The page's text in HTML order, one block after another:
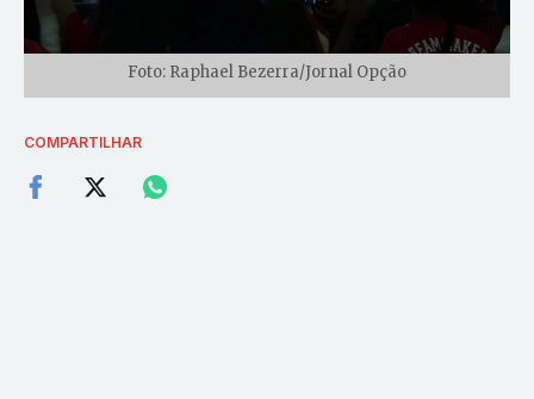
Foto: Raphael Bezerra/Jornal Opção
COMPARTILHAR